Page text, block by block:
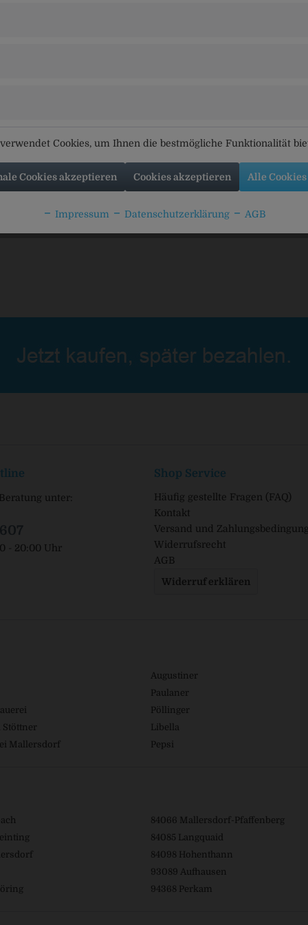
unter:
- 20:00 Uhr
Shop Service
Häufig gestellte Fragen (FAQ)
Kontakt
Versand und
Widerrufsrecht
AGB
Widerruf erklären
Augustiner
Paulaner
Pöllinger
Libella
Mallersdorf
Pepsi
84066 Mallersdorf-Pfaffenberg
84085 Langquaid
84098 Hohenthann
93089 Aufhausen
94368 Perkam
Cookies, um Ihnen die bestmögliche Funktionalität
Cookies akzeptieren Cookies akzeptieren Alle
Impressum Datenschutzerklärung AGB